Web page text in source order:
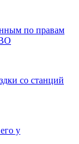
по правам
со станций
у